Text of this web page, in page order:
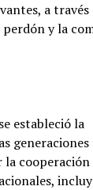
a través
y la
estableció la
la cooperación